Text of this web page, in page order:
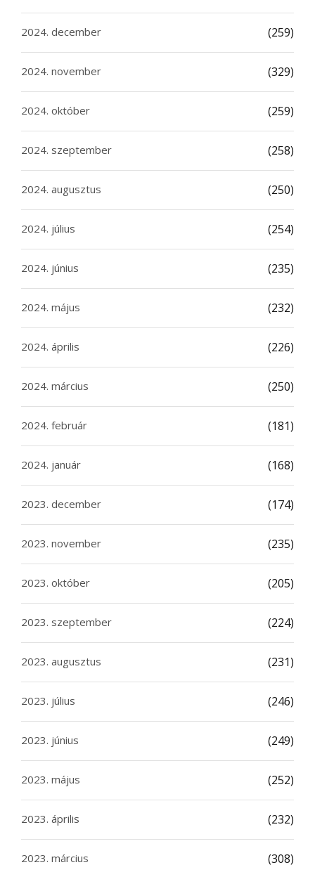
2024. december (259)
2024. november (329)
2024. október (259)
2024. szeptember (258)
2024. augusztus (250)
2024. július (254)
2024. június (235)
2024. május (232)
2024. április (226)
2024. március (250)
2024. február (181)
2024. január (168)
2023. december (174)
2023. november (235)
2023. október (205)
2023. szeptember (224)
2023. augusztus (231)
2023. július (246)
2023. június (249)
2023. május (252)
2023. április (232)
2023. március (308)